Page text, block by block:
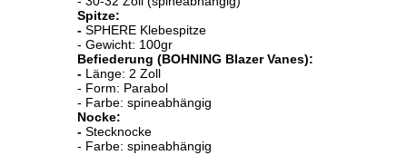
Spitze:
- SPHERE Klebespitze
- Gewicht: 100gr
Befiederung (BOHNING Blazer Vanes):
- Länge: 2 Zoll
- Form: Parabol
- Farbe: spineabhängig
Nocke:
- Stecknocke
- Farbe: spineabhängig